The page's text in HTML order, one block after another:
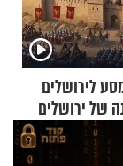
לירושלים
של ירושלים